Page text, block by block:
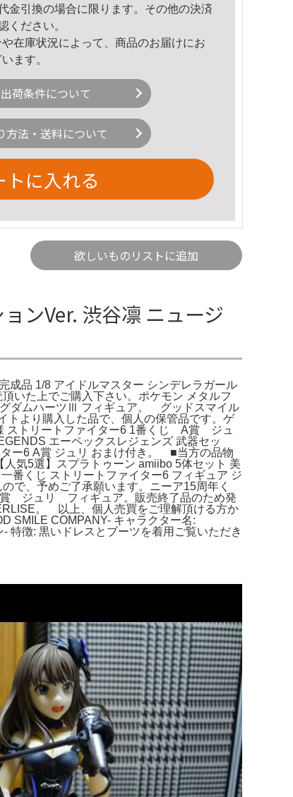
金引換の場合に限ります。その他の決済
ください。
在庫状況によって、商品のお届けにお
ます。
荷条件について
方法・送料について
トに入れる
欲しいものリストに追加
ンVer. 渋谷凛 ニュージ
成品 1/8 アイドルマスター シンデレラガール
いた上でご購入下さい。ポケモン メタルフ
ダムハーツⅢ フィギュア。 グッドスマイル
より購入した品で、個人の保管品です。ゲ
ストリートファイター6 1番くじ A賞 ジュ
エーペックスレジェンズ 武器セッ
ー6 A賞 ジュリ おまけ付き。 ■当方の品物
気5選】スプラトゥーン amiibo 5体セット 美
番くじ ストリートファイター6 フィギュア ジ
で、予めご了承願います。ニーア15周年く
ジュリ フィギュア。販売終了品のため発
。 以上、個人売買をご理解頂ける方か
SMILE COMPANY- キャラクター名:
特徴: 黒いドレスとブーツを着用ご覧いただき